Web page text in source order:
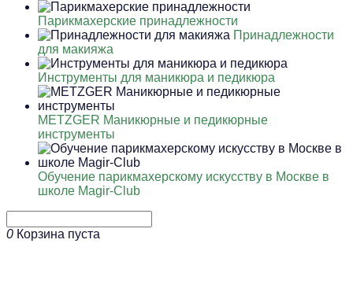
Парикмахерские принадлежности
Принадлежности
для макияжа
Инструменты для маникюра и педикюра
METZGER Маникюрные и педикюрные
инструменты
Обучение парикмахерскому искусству в Москве в
школе Magir-Club
0 Корзина пуста